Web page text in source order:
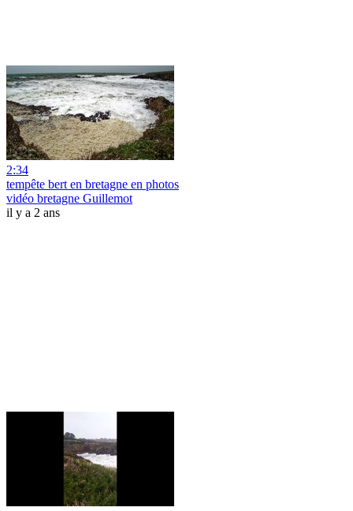
2:34
tempête bert en bretagne en photos
vidéo bretagne Guillemot
il y a 2 ans